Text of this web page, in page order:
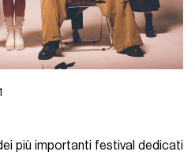
più importanti festival dedicati